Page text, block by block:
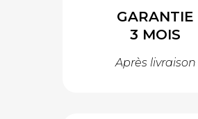
GARANTIE
3 MOIS
Après livraison